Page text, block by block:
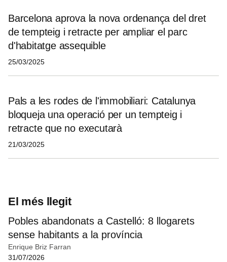
Barcelona aprova la nova ordenança del dret
de tempteig i retracte per ampliar el parc
d'habitatge assequible
25/03/2025
Pals a les rodes de l'immobiliari: Catalunya
bloqueja una operació per un tempteig i
retracte que no executarà
21/03/2025
El més llegit
Pobles abandonats a Castelló: 8 llogarets
sense habitants a la província
Enrique Briz Farran
31/07/2026